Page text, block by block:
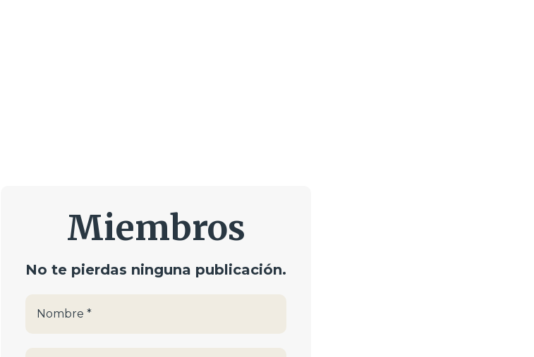
Miembros
No te pierdas ninguna publicación.